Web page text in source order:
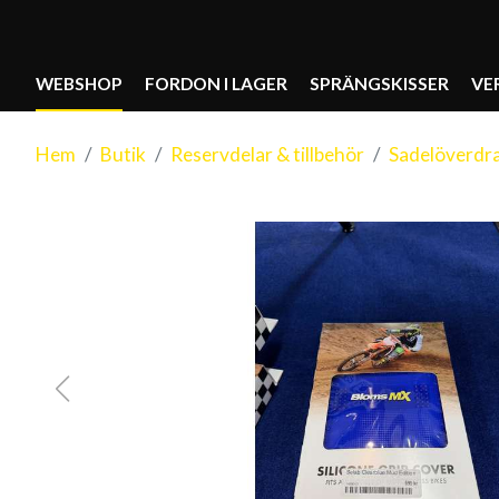
WEBSHOP FORDON I LAGER SPRÄNGSKISSER
Hem Butik Reservdelar & tillbehör